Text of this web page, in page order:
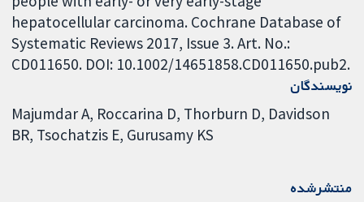
hepatocellular carcinoma. Cochrane Database of
Systematic Reviews 2017, Issue 3. Art. No.:
CD011650. DOI: 10.1002/14651858.CD011650.pub2.
نویسندگان
Majumdar A Roccarina D Thorburn D Davidson
BR Tsochatzis E Gurusamy KS
منتشرشده